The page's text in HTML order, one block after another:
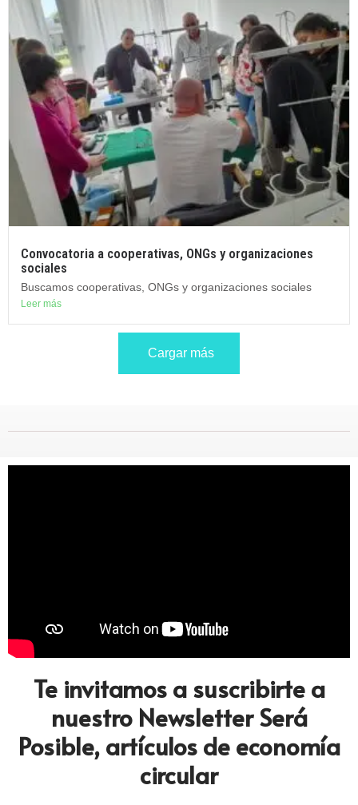
Convocatoria a cooperativas, ONGs y organizaciones
sociales
Buscamos cooperativas, ONGs y organizaciones sociales
Leer más
Cargar más
Te invitamos a suscribirte a
nuestro Newsletter Será
Posible, artículos de economía
circular